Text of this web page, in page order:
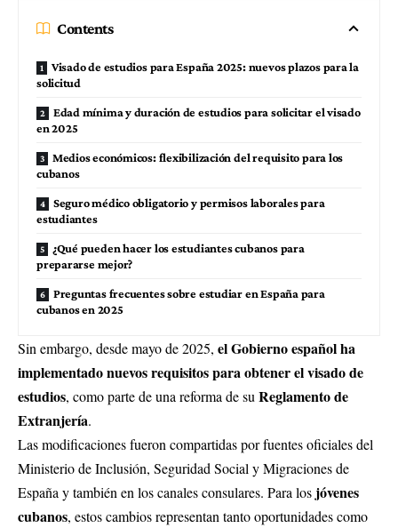
Contents
Visado de estudios para España 2025: nuevos plazos para la
solicitud
Edad mínima y duración de estudios para solicitar el visado
en 2025
Medios económicos: flexibilización del requisito para los
cubanos
Seguro médico obligatorio y permisos laborales para
estudiantes
¿Qué pueden hacer los estudiantes cubanos para
prepararse mejor?
Preguntas frecuentes sobre estudiar en España para
cubanos en 2025
Sin embargo, desde mayo de 2025, el Gobierno español ha
implementado nuevos requisitos para obtener el visado de
estudios, como parte de una reforma de suReglamento de
Extranjería.
Las modificaciones fueron compartidas por fuentes oficiales del
Ministerio de Inclusión, Seguridad Social y Migraciones de
Españay también en los canales consulares. Para los jóvenes
cubanos, estos cambios representan tanto oportunidades como